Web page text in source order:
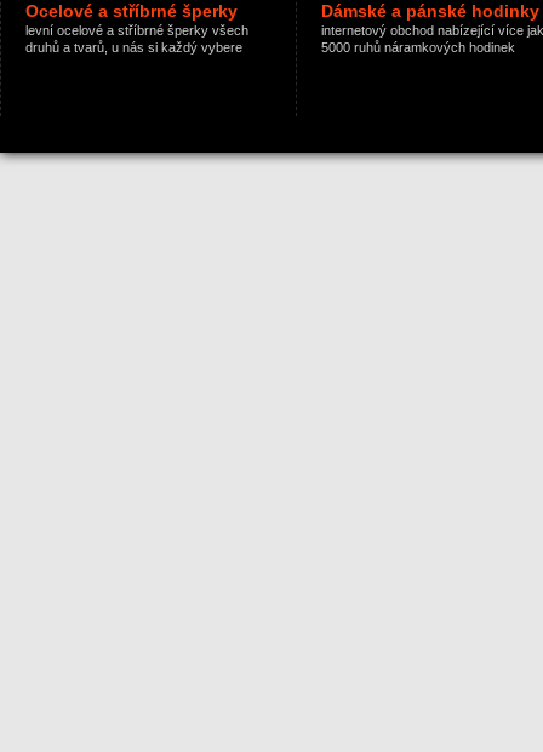
Ocelové a stříbrné šperky
levní ocelové a stříbrné šperky všech
druhů a tvarů, u nás si každý vybere
Dámské a pánské hodinky
internetový obchod nabízející více jak
5000 ruhů náramkových hodinek